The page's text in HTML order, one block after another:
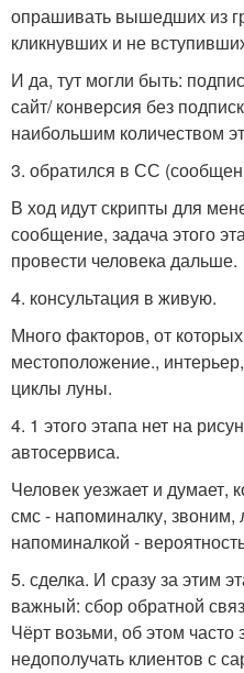
опрашивать вышедших из
кликнувших и не
И да, тут могли быть:
сайт/ конверсия без
наибольшим количеством
3. обратился в СС
В ход идут скрипты для
сообщение, задача этого
провести человека дальше.
4. консультация в живую.
Много факторов, от
местоположение.,
циклы луны.
4. 1 этого этапа нет на
автосервиса.
Человек уезжает и думает,
смс - напоминалку, звоним,
напоминалкой -
5. сделка. И сразу за этим
важный: сбор обратной
Чёрт возьми, об этом
недополучать клиентов с